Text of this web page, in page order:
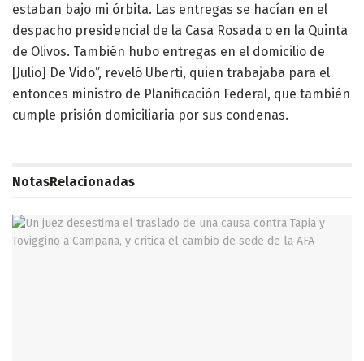
estaban bajo mi órbita. Las entregas se hacían en el
despacho presidencial de la Casa Rosada o en la Quinta
de Olivos. También hubo entregas en el domicilio de
[Julio] De Vido”, reveló Uberti, quien trabajaba para el
entonces ministro de Planificación Federal, que también
cumple prisión domiciliaria por sus condenas.
NotasRelacionadas